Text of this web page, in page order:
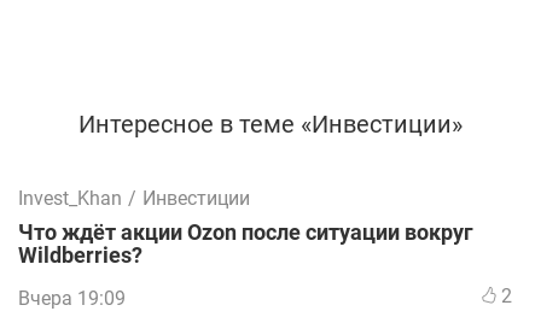
Интересное в теме «Инвестиции»
Invest_Khan / Инвестиции
Что ждёт акции Ozon после ситуации вокруг
Wildberries?
Вчера 19:09 2